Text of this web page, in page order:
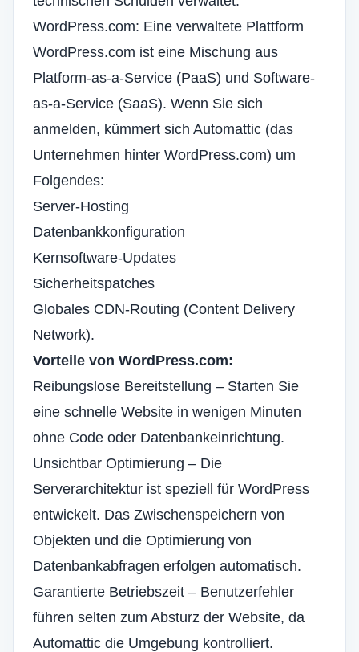
WordPress.com: Eine verwaltete Plattform
WordPress.com ist eine Mischung aus
Platform-as-a-Service (PaaS) und Software-
as-a-Service (SaaS). Wenn Sie sich
anmelden, kümmert sich Automattic (das
Unternehmen hinter WordPress.com) um
Folgendes:
Server-Hosting
Datenbankkonfiguration
Kernsoftware-Updates
Sicherheitspatches
Globales CDN-Routing (Content Delivery
Network).
Vorteile von WordPress.com:
Reibungslose Bereitstellung – Starten Sie
eine schnelle Website in wenigen Minuten
ohne Code oder Datenbankeinrichtung.
Unsichtbar Optimierung – Die
Serverarchitektur ist speziell für WordPress
entwickelt. Das Zwischenspeichern von
Objekten und die Optimierung von
Datenbankabfragen erfolgen automatisch.
Garantierte Betriebszeit – Benutzerfehler
führen selten zum Absturz der Website, da
Automattic die Umgebung kontrolliert.